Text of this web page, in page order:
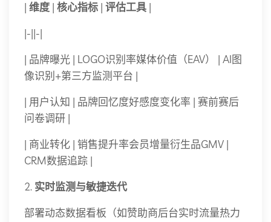
| 维度 | 核心指标 | 评估工具 |
|-||-|
| 品牌曝光 | LOGO识别率媒体价值（EAV） | AI图
像识别+第三方监测平台 |
| 用户认知 | 品牌回忆度好感度变化率 | 赛前赛后
问卷调研 |
| 商业转化 | 销售提升率会员增量衍生品GMV |
CRM数据追踪 |
2. 实时监测与敏捷迭代
部署动态数据看板（如赞助商后台实时流量热力